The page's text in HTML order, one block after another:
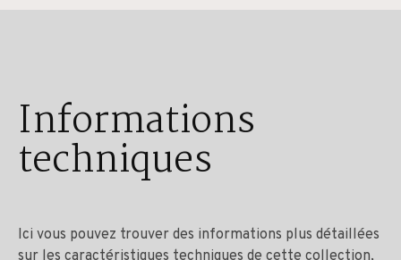
Informations
techniques
Ici vous pouvez trouver des informations plus détaillées
sur les caractéristiques techniques de cette collection,